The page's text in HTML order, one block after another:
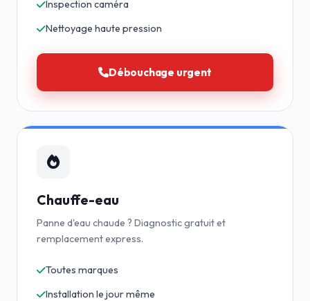
Inspection caméra
Nettoyage haute pression
Débouchage urgent
Chauffe-eau
Panne d'eau chaude ? Diagnostic gratuit et
remplacement express.
Toutes marques
Installation le jour même